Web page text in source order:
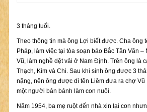
3 tháng tuổi.
Theo thông tin mà ông Lợi biết được. Cha ông
Pháp, làm việc tại tòa soạn báo Bắc Tân Văn
Vũ, làm nghề dệt vải ở Nam Định. Trên ông là
Thạch, Kim và Chi. Sau khi sinh ông được 3
nặng, nên ông được dì tên Liêm đưa ra chợ Vũ
một người bán bánh làm con nuôi.
Năm 1954, ba mẹ ruột đến nhà xin lại con